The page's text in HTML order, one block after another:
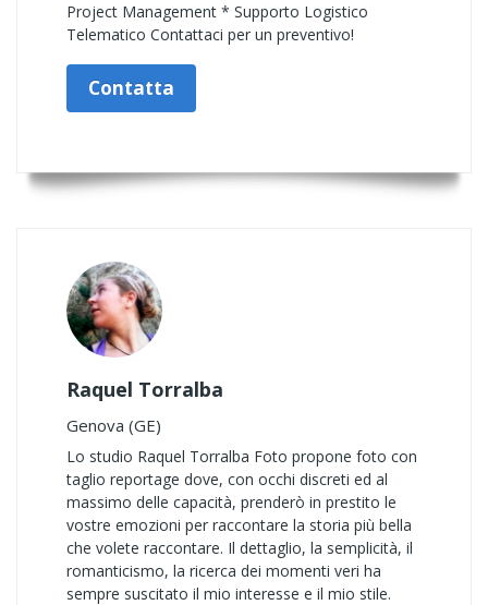
Project Management * Supporto Logistico
Telematico Contattaci per un preventivo!
Contatta
Raquel Torralba
Genova (GE)
Lo studio Raquel Torralba Foto propone foto con
taglio reportage dove, con occhi discreti ed al
massimo delle capacità, prenderò in prestito le
vostre emozioni per raccontare la storia più bella
che volete raccontare. Il dettaglio, la semplicità, il
romanticismo, la ricerca dei momenti veri ha
sempre suscitato il mio interesse e il mio stile.